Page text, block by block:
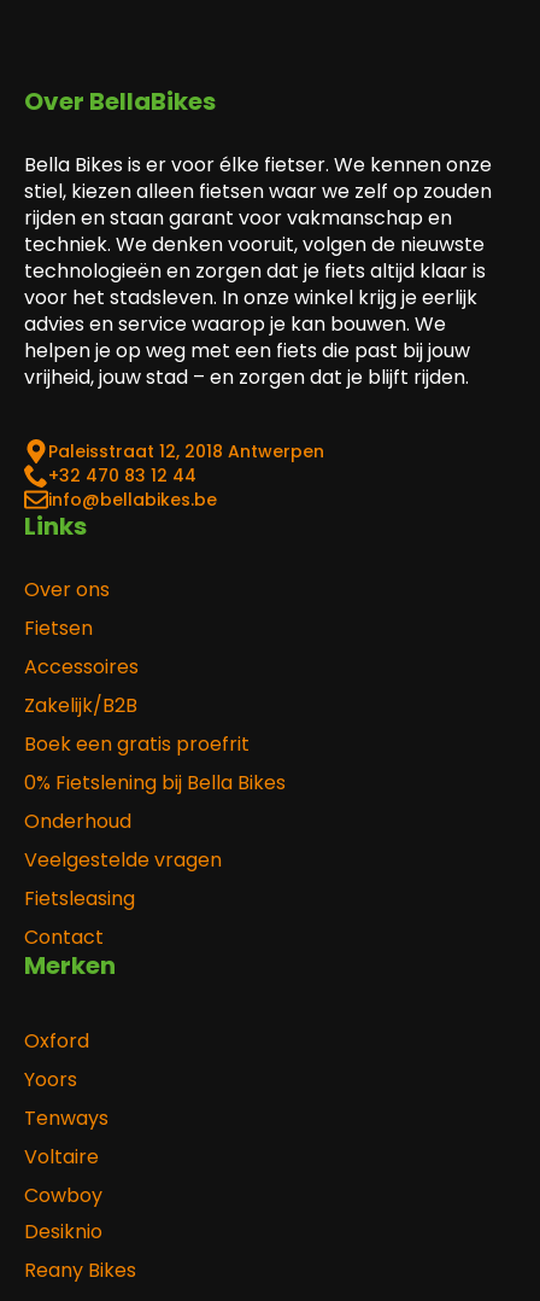
Over BellaBikes
Bella Bikes is er voor élke fietser. We kennen onze
stiel, kiezen alleen fietsen waar we zelf op zouden
rijden en staan garant voor vakmanschap en
techniek. We denken vooruit, volgen de nieuwste
technologieën en zorgen dat je fiets altijd klaar is
voor het stadsleven. In onze winkel krijg je eerlijk
advies en service waarop je kan bouwen. We
helpen je op weg met een fiets die past bij jouw
vrijheid, jouw stad – en zorgen dat je blijft rijden.
Paleisstraat 12, 2018 Antwerpen
‎+32 470 83 12 44
info@bellabikes.be
Links
Over ons
Fietsen
Accessoires
Zakelijk/B2B
Boek een gratis proefrit
0% Fietslening bij Bella Bikes
Onderhoud
Veelgestelde vragen
Fietsleasing
Contact
Merken
Oxford
Yoors
Tenways
Voltaire
Cowboy
Desiknio
Reany Bikes